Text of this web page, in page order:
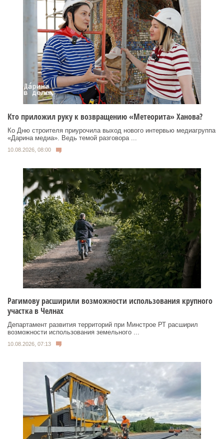
Кто приложил руку к возвращению «Метеорита» Ханова?
Ко Дню строителя приурочила выход нового интервью медиагруппа
«Дарина медиа». Ведь темой разговора ...
10.08.2026, 08:00
Рагимову расширили возможности использования крупного
участка в Челнах
Департамент развития территорий при Минстрое РТ расширил
возможности использования земельного ...
10.08.2026, 07:13